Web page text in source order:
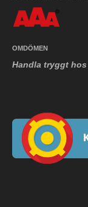
OMDÖMEN
Handla tryggt